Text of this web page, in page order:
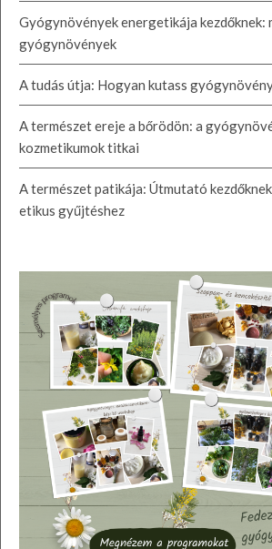
Gyógynövények energetikája kezdőknek:
gyógynövények
A tudás útja: Hogyan kutass
A természet ereje a bőrödön: a
kozmetikumok titkai
A természet patikája: Útmutató
etikus gyűjtéshez